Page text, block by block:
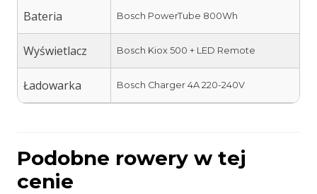
Bateria Bosch PowerTube 800Wh
Wyświetlacz Bosch Kiox 500 + LED Remote
Ładowarka Bosch Charger 4A 220-240V
Podobne rowery w tej
cenie